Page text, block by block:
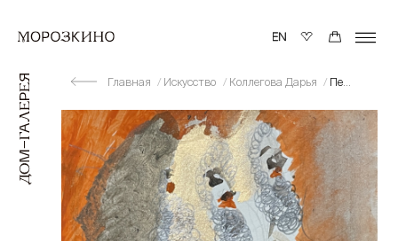
Главная Искусство Коллегова Дарья Персона